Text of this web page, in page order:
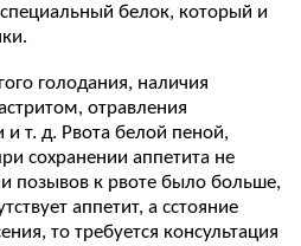
белок, который и
голодания, наличия
отравления
т. д. Рвота белой пеной,
сохранении аппетита не
позывов к рвоте было больше,
аппетит, а сстояние
то требуется консультация